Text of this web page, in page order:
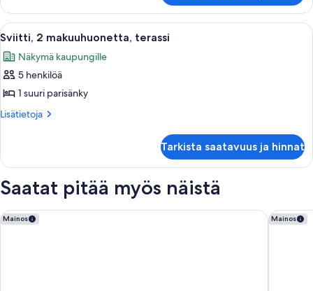
makuuhuonetta
Avaa
kaikki
huonetyypin
Sviitti,
2
makuuhuonetta,
Moderni olohuone, jossa on sohva,
9
Sviitti, 2 makuuhuonetta, terassi
Näkymä kaupungille
5 henkilöä
1 suuri parisänky
Lisätietoja
Lisätietoja
makuuhuonetta,
Tarkista saatavuus ja hinnat
Saatat pitää myös näistä
Mainos
45 Park Lane - Dorchester Collection Mainos
Hotel